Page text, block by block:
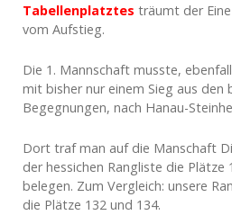
Tabellenplatztes träumt der
vom Aufstieg.
Die 1. Mannschaft musste,
mit bisher nur einem Sieg aus den
Begegnungen, nach Hanau-
Dort traf man auf die Manschaft
der hessichen Rangliste die Plätze
belegen. Zum Vergleich: unsere
die Plätze 132 und 134.